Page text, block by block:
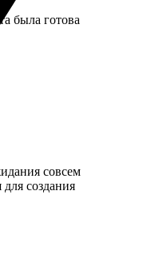
была готова
совсем
создания